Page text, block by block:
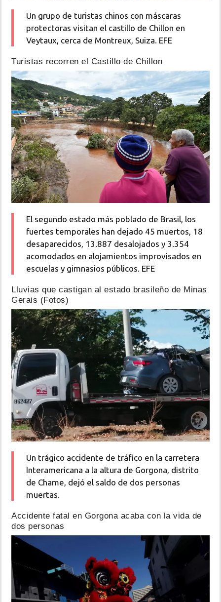
Un grupo de turistas chinos con máscaras
protectoras visitan el castillo de Chillon en
Veytaux, cerca de Montreux, Suiza. EFE
Turistas recorren el Castillo de Chillon
El segundo estado más poblado de Brasil, los
fuertes temporales han dejado 45 muertos, 18
desaparecidos, 13.887 desalojados y 3.354
acomodados en alojamientos improvisados en
escuelas y gimnasios públicos. EFE
Lluvias que castigan al estado brasileño de Minas
Gerais (Fotos)
Un trágico accidente de tráfico en la carretera
Interamericana a la altura de Gorgona, distrito
de Chame, dejó el saldo de dos personas
muertas.
Accidente fatal en Gorgona acaba con la vida de
dos personas